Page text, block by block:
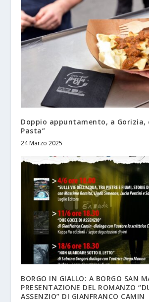
Doppio appuntamento, a Gorizia,
Pasta”
24 Marzo 2025
BORGO IN GIALLO: A BORGO SAN
PRESENTAZIONE DEL ROMANZO
ASSENZIO” DI GIANFRANCO CAMIN